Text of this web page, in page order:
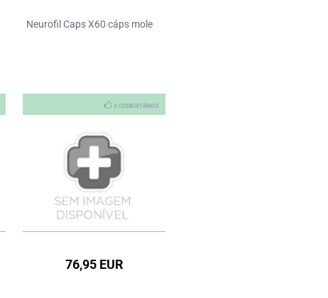
Neurofil Caps X60 cáps mole
0 COMENTÁRIOS
76,95 EUR